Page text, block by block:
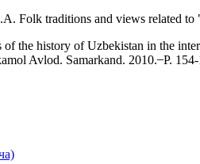
Folk traditions and views related to
of the history of Uzbekistan in the
Avlod. Samarkand. 2010. ̶ Р.